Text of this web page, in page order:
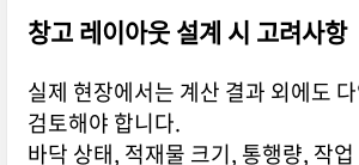
창고 레이아웃 설계 시 고려사항
실제 현장에서는 계산 결과 외에도
검토해야 합니다.
바닥 상태, 적재물 크기, 통행량, 작